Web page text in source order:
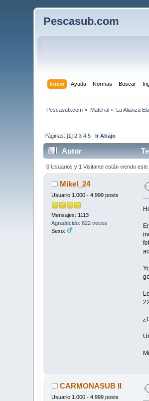
Pescasub.com
Inicio Ayuda Normas Buscar
Pescasub.com » Material» La Alianza
Páginas: [1]2 3 4 5 Ir Abajo
Autor
0 Usuarios y 1 Visitante están viendo este
Mikel_24
Usuario 1.000 - 4.999 posts
Mensajes: 1113
Agradecido: 622 veces
Sexo:
CARMONASUB II
Usuario 1.000 - 4.999 posts